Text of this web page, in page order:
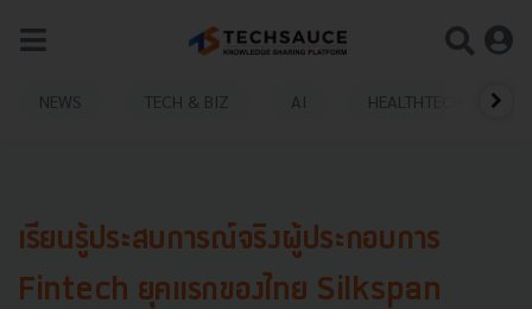
NEWS TECH & BIZ AI HEALTHTECH
เรียนรู้ประสบการณ์จริงผู้ประกอบการ
Fintech ยุคแรกของไทย Silkspan